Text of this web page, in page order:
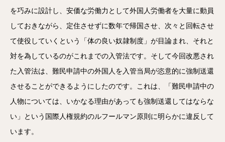
を巧みに設計し、安価な労働力として外国人労働者を大量に動員
しておきながら、定住させずに数年で帰国させ、次々と回転させ
て使役していくという「体の良い奴隷制度」が目論まれ、それと
対を為しているのがこれまでの入管法です。そして今回改悪され
た入管法は、難民申請中の外国人を入管当局が恣意的に強制送還
させることができるようにしたのです。これは、「難民申請中の
人物については、いかなる理由があっても強制送還してはならな
い」という国際人権規約のルフールマン原則に明らかに違反して
います。